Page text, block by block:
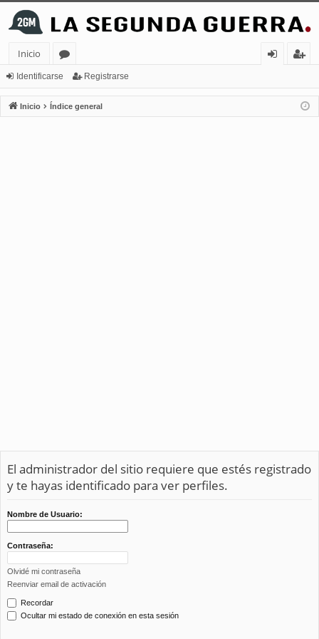
Inicio
or
os
nt
ifi
ist
ra
Identificarse Registrarse
Inicio Índice general
El administrador del sitio requiere que estés registrado
y te hayas identificado para ver perfiles.
Nombre de Usuario:
Contraseña:
Olvidé mi contraseña
Reenviar email de activación
Recordar
Ocultar mi estado de conexión en esta sesión